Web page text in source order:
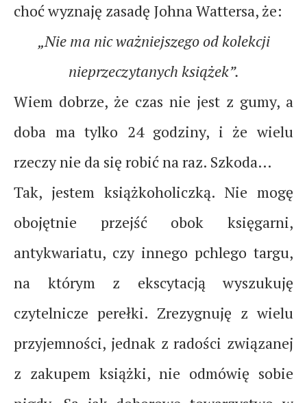
choć wyznaję zasadę Johna Wattersa, że:
„Nie ma nic ważniejszego od kolekcji
nieprzeczytanych książek”.
Wiem dobrze, że czas nie jest z gumy, a
doba ma tylko 24 godziny, i że wielu
rzeczy nie da się robić na raz. Szkoda…
Tak, jestem książkoholiczką. Nie mogę
obojętnie przejść obok księgarni,
antykwariatu, czy innego pchlego targu,
na którym z ekscytacją wyszukuję
czytelnicze perełki. Zrezygnuję z wielu
przyjemności, jednak z radości związanej
z zakupem książki, nie odmówię sobie